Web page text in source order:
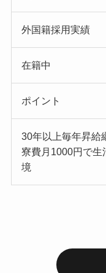
外国籍採用実績
在籍中
ポイント
30年以上毎年昇給
寮費月1000円で生
境